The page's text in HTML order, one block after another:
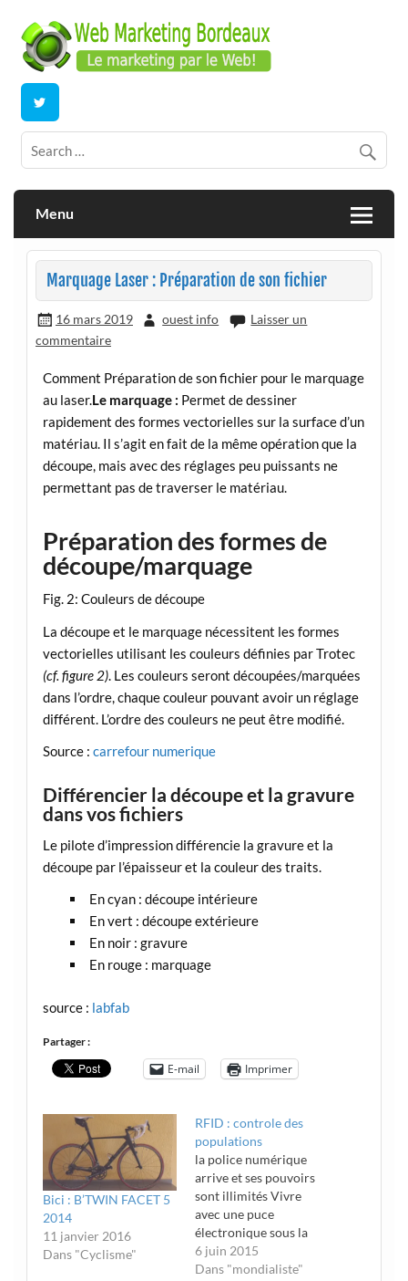
content
Webmarketing Bordeaux
E-commerce | ERP/CRM Dolibarr | Bordeaux
Menu
Marquage Laser : Préparation de son fichier
16 mars 2019 ouest info
Laisser un
commentaire
Comment Préparation de son fichier pour le marquage
au laser.Le marquage : Permet de dessiner
rapidement des formes vectorielles sur la surface d’un
matériau. Il s’agit en fait de la même opération que la
découpe, mais avec des réglages peu puissants ne
permettant pas de traverser le matériau.
Préparation des formes de
découpe/marquage
Fig. 2: Couleurs de découpe
La découpe et le marquage nécessitent les formes
vectorielles utilisant les couleurs définies par Trotec
(cf. figure 2). Les couleurs seront découpées/marquées
dans l’ordre, chaque couleur pouvant avoir un réglage
différent. L’ordre des couleurs ne peut être modifié.
Source : carrefour numerique
Différencier la découpe et la gravure
dans vos fichiers
Le pilote d’impression différencie la gravure et la
découpe par l’épaisseur et la couleur des traits.
En cyan : découpe intérieure
En vert : découpe extérieure
En noir : gravure
En rouge : marquage
source : labfab
Partager :
E-mail Imprimer
Bici : B’TWIN FACET 5
2014
11 janvier 2016
Dans "Cyclisme"
RFID : controle des
populations
la police numérique
arrive et ses pouvoirs
sont illimités Vivre
avec une puce
électronique sous la
peau, c’est désormais
possible et même
6 juin 2015
Dans "mondialiste"